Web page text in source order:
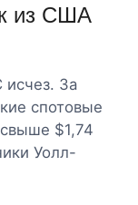
из США
исчез. За
спотовые
$1,74
Уолл-